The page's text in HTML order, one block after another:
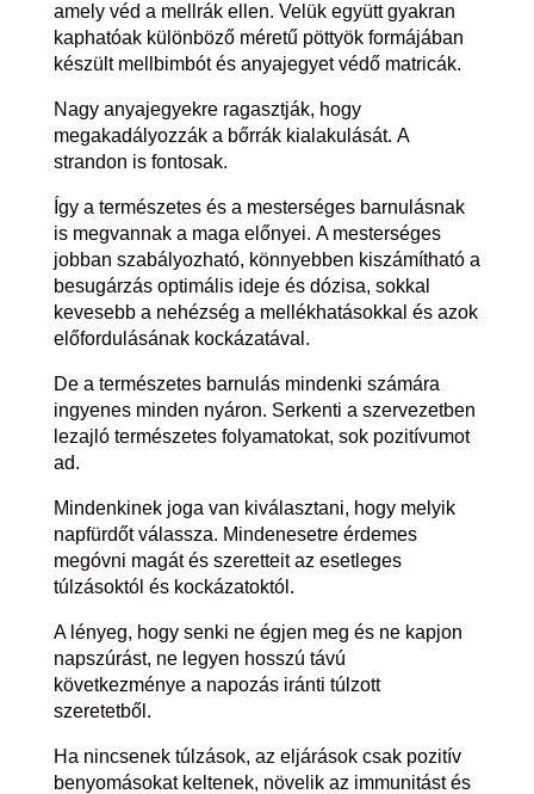
amely véd a mellrák ellen. Velük együtt gyakran
kaphatóak különböző méretű pöttyök formájában
készült mellbimbót és anyajegyet védő matricák.
Nagy anyajegyekre ragasztják, hogy
megakadályozzák a bőrrák kialakulását. A
strandon is fontosak.
Így a természetes és a mesterséges barnulásnak
is megvannak a maga előnyei. A mesterséges
jobban szabályozható, könnyebben kiszámítható a
besugárzás optimális ideje és dózisa, sokkal
kevesebb a nehézség a mellékhatásokkal és azok
előfordulásának kockázatával.
De a természetes barnulás mindenki számára
ingyenes minden nyáron. Serkenti a szervezetben
lezajló természetes folyamatokat, sok pozitívumot
ad.
Mindenkinek joga van kiválasztani, hogy melyik
napfürdőt válassza. Mindenesetre érdemes
megóvni magát és szeretteit az esetleges
túlzásoktól és kockázatoktól.
A lényeg, hogy senki ne égjen meg és ne kapjon
napszúrást, ne legyen hosszú távú
következménye a napozás iránti túlzott
szeretetből.
Ha nincsenek túlzások, az eljárások csak pozitív
benyomásokat keltenek, növelik az immunitást és